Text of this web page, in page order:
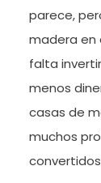
parece,
madera en
falta
menos
casas de
muchos